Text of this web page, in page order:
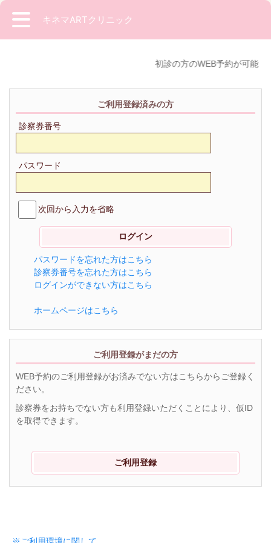
キネマARTクリニック
初診の方のWEB予約が可能に
ご利用登録済みの方
診察券番号
パスワード
次回から入力を省略
パスワードを忘れた方はこちら
診察券番号を忘れた方はこちら
ログインができない方はこちら
ホームページはこちら
ご利用登録がまだの方
WEB予約のご利用登録がお済みでない方はこちらからご登録く
ださい。
診察券をお持ちでない方も利用登録いただくことにより、仮ID
を取得できます。
ご利用登録